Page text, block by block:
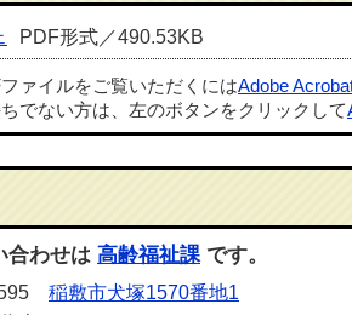
PDF形式／490.53KB
ァイルをご覧いただくにはAdobe
でない方は、左のボタンをクリックして
合わせは 高齢福祉課 です。
稲敷市犬塚1570番地1